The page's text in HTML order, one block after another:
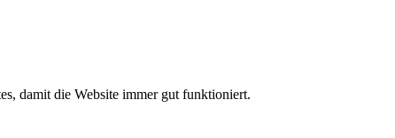
damit die Website immer gut funktioniert.